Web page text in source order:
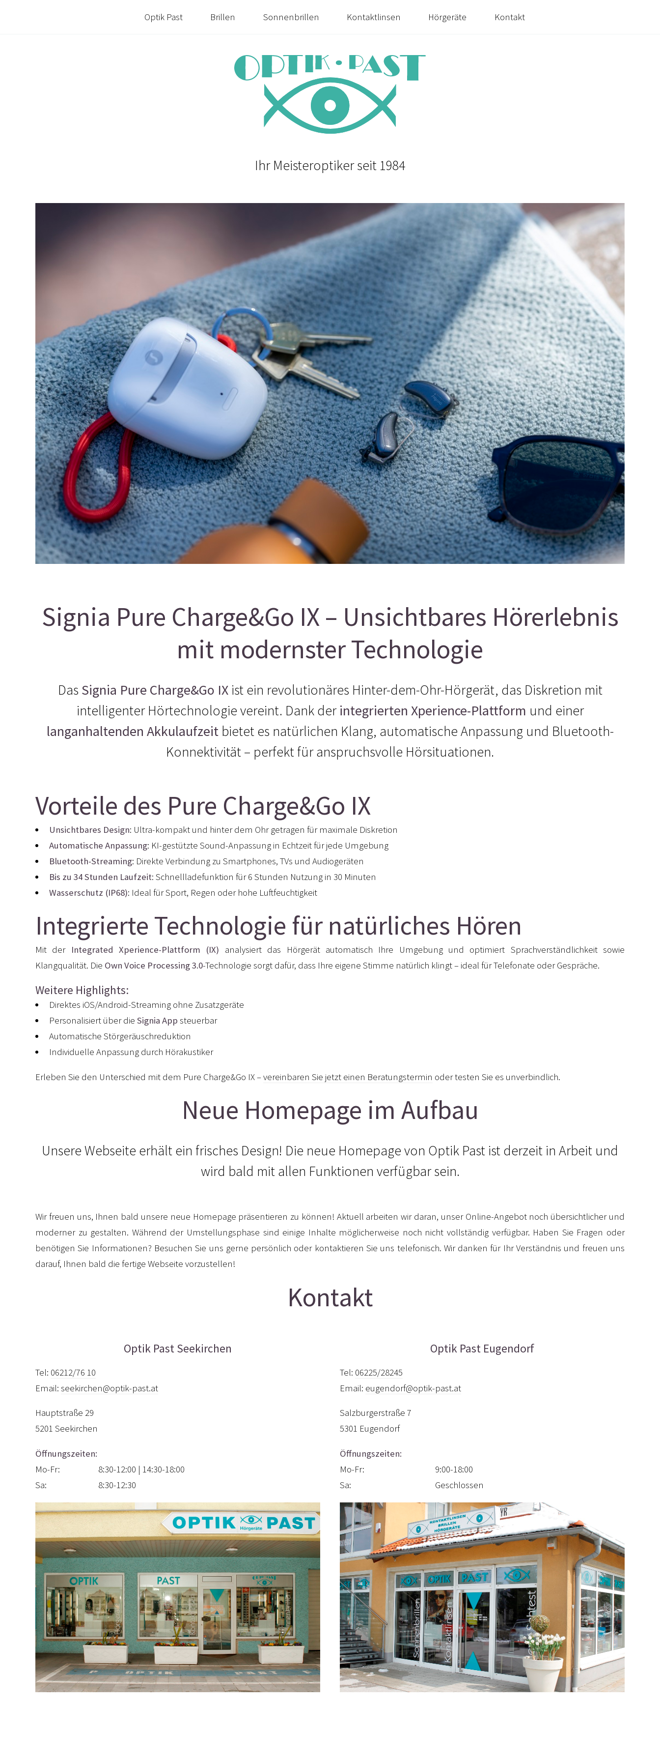
Optik Past Brillen Sonnenbrillen Kontaktlinsen Hörgeräte Kontakt
Ihr Meisteroptiker seit 1984
Signia Pure Charge&Go IX – Unsichtbares Hörerlebnis
mit modernster Technologie
Das Signia Pure Charge&Go IXist ein revolutionäres Hinter-dem-Ohr-Hörgerät, das Diskretion mit
intelligenter Hörtechnologie vereint. Dank derintegrierten Xperience-Plattform und einer
langanhaltenden Akkulaufzeitbietet es natürlichen Klang, automatische Anpassung und Bluetooth-
Konnektivität – perfekt für anspruchsvolle Hörsituationen.
Vorteile des Pure Charge&Go IX
Unsichtbares Design: Ultra-kompakt und hinter dem Ohr getragen für maximale Diskretion
Automatische Anpassung: KI-gestützte Sound-Anpassung in Echtzeit für jede Umgebung
Bluetooth-Streaming: Direkte Verbindung zu Smartphones, TVs und Audiogeräten
Bis zu 34 Stunden Laufzeit: Schnellladefunktion für 6 Stunden Nutzung in 30 Minuten
Wasserschutz (IP68): Ideal für Sport, Regen oder hohe Luftfeuchtigkeit
Integrierte Technologie für natürliches Hören
Mit der Integrated Xperience-Plattform (IX) analysiert das Hörgerät automatisch Ihre Umgebung und optimiert Sprachverständlichkeit sowie
Klangqualität. Die Own Voice Processing 3.0-Technologie sorgt dafür, dass Ihre eigene Stimme natürlich klingt – ideal für Telefonate oder Gespräche.
Weitere Highlights:
Direktes iOS/Android-Streaming ohne Zusatzgeräte
Personalisiert über die Signia App steuerbar
Automatische Störgeräuschreduktion
Individuelle Anpassung durch Hörakustiker
Erleben Sie den Unterschied mit dem Pure Charge&Go IX –vereinbaren Sie jetzt einen Beratungstermin oder testen Sie es unverbindlich.
Neue Homepage im Aufbau
Unsere Webseite erhält ein frisches Design! Die neue Homepage von Optik Past ist derzeit in Arbeit und
wird bald mit allen Funktionen verfügbar sein.
Wir freuen uns, Ihnen bald unsere neue Homepage präsentieren zu können! Aktuell arbeiten wir daran, unser Online-Angebot noch übersichtlicher und
moderner zu gestalten. Während der Umstellungsphase sind einige Inhalte möglicherweise noch nicht vollständig verfügbar. Haben Sie Fragen oder
benötigen Sie Informationen? Besuchen Sie uns gerne persönlich oder kontaktieren Sie uns telefonisch. Wir danken für Ihr Verständnis und freuen uns
darauf, Ihnen bald die fertige Webseite vorzustellen!
Kontakt
Optik Past Seekirchen
Tel: 06212/76 10
Email: seekirchen@optik-past.at
Hauptstraße 29
5201 Seekirchen
Öffnungszeiten:
Mo-Fr:
8:30-12:00 | 14:30-18:00
Sa:
8:30-12:30
Optik Past Eugendorf
Tel: 06225/28245
Email: eugendorf@optik-past.at
Salzburgerstraße 7
5301 Eugendorf
Öffnungszeiten:
Mo-Fr:
9:00-18:00
Sa:
Geschlossen